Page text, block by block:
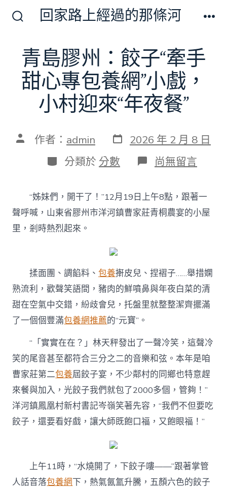
切
換
開
關
回家路上經過的那條河
青島膠州：餃子“牽手
甜心專包養網”小戲，
小村迎來“年夜餐”
文 作者： admin 發
表
日
期
2026 年 2 月 8 日
分
類
分類於 分數 在
〈青
膠
州：
餃
專
包
養
網”
村
迎
來
“年
夜
餐”〉
中
尚無留言
“姊妹們，開干了！”12月19日上午8點，跟著一
聲呼喊，山東省膠州市洋河鎮曹家莊青桐農宴的小屋
里，剎時熱烈起來。
揉面團、調餡料、包養搟皮兒、捏褶子……舉措嫻
熟流利，歡聲笑語間，豬肉的鮮噴鼻與年夜白菜的清
甜在空氣中交錯，紛歧會兒，托盤里就整整潔齊擺滿
了一個個豐滿包養網推薦的“元寶”。
“「實實在在？」林天秤發出了一聲冷笑，這聲冷
笑的尾音甚至都符合三分之二的音樂和弦。本年是咱
曹家莊第二包養屆餃子宴，不少鄰村的同鄉也特意趕
來餐與加入，光餃子我們就包了2000多個，管夠！”
洋河鎮鳳凰村新村書記岑嶺笑著先容，“我們不但要吃
餃子，還要看好戲，讓大師既飽口福，又飽眼福！”
上午11時，“水燒開了，下餃子嘍——”跟著掌管
人話音落包養網下，熱氣氤氳升騰，五顏六色的餃子